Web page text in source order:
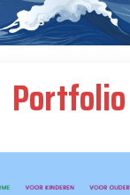
Portfolio